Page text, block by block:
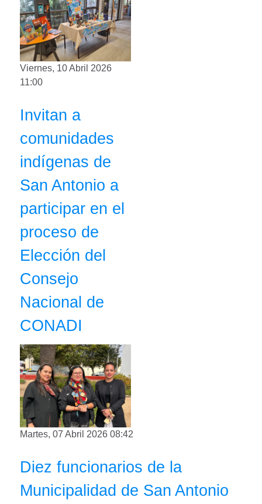
Viernes, 10 Abril 2026
11:00
Invitan a
comunidades
indígenas de
San Antonio a
participar en el
proceso de
Elección del
Consejo
Nacional de
CONADI
Martes, 07 Abril 2026 08:42
Diez funcionarios de la
Municipalidad de San Antonio